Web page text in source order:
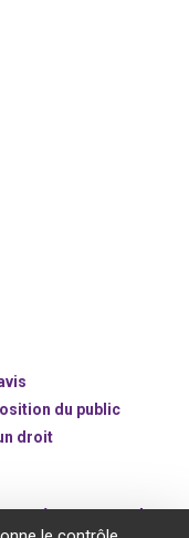
du public
droit
personnel